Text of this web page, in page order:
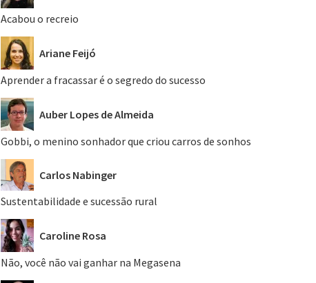
Acabou o recreio
Ariane Feijó
Aprender a fracassar é o segredo do sucesso
Auber Lopes de Almeida
Gobbi, o menino sonhador que criou carros de sonhos
Carlos Nabinger
Sustentabilidade e sucessão rural
Caroline Rosa
Não, você não vai ganhar na Megasena